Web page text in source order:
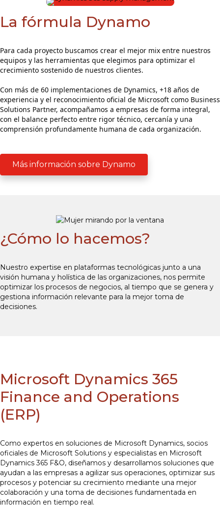
La fórmula Dynamo
Para cada proyecto buscamos crear el mejor mix entre nuestros
equipos y las herramientas que elegimos para optimizar el
crecimiento sostenido de nuestros clientes.
Con más de 60 implementaciones de Dynamics, +18 años de
experiencia y el reconocimiento oficial de Microsoft como Business
Solutions Partner, acompañamos a empresas de forma integral,
con el balance perfecto entre rigor técnico, cercanía y una
comprensión profundamente humana de cada organización.
Más información sobre Dynamo
¿Cómo lo hacemos?
Nuestro expertise en plataformas tecnológicas junto a una
visión humana y holística de las organizaciones, nos permite
optimizar los procesos de negocios, al tiempo que se genera y
gestiona información relevante para la mejor toma de
decisiones.
Microsoft Dynamics 365
Finance and Operations
(ERP)
Como expertos en soluciones de Microsoft Dynamics, socios
oficiales de Microsoft Solutions y especialistas en Microsoft
Dynamics 365 F&O, diseñamos y desarrollamos soluciones que
ayudan a las empresas a agilizar sus operaciones, optimizar sus
procesos y potenciar su crecimiento mediante una mejor
colaboración y una toma de decisiones fundamentada en
información en tiempo real.